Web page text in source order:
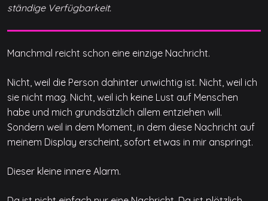
ständige Verfügbarkeit.
Manchmal reicht schon eine einzige Nachricht.
Nicht, weil die Person dahinter unwichtig ist. Nicht, weil ich
sie nicht mag. Nicht, weil ich keine Lust auf Menschen
habe und mich grundsätzlich allem entziehen will.
Sondern weil in dem Moment, in dem diese Nachricht auf
meinem Display erscheint, sofort etwas in mir anspringt.
Dieser kleine innere Alarm.